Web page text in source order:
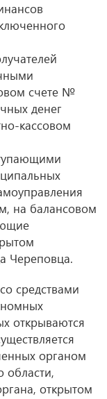
счете №
денег
кассовом
на балансовом
Череповца.
средствами
открываются
органом
области,
открытом